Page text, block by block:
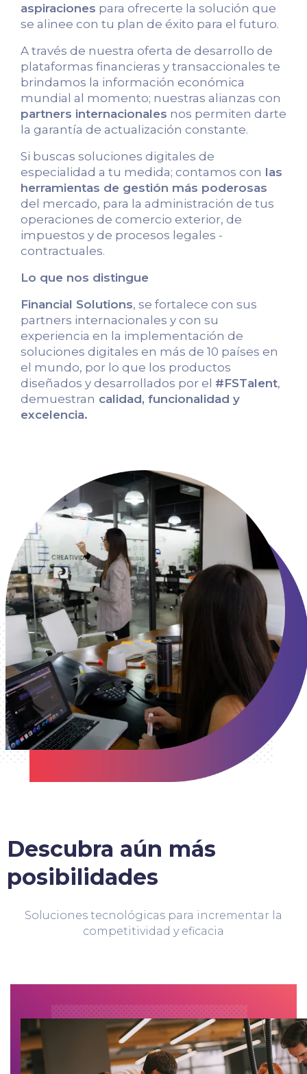
aspiraciones para ofrecerte la solución que
se alinee con tu plan de éxito para el futuro.
A través de nuestra oferta de desarrollo de
plataformas financieras y transaccionales te
brindamos la información económica
mundial al momento; nuestras alianzas con
partners internacionales nos permiten darte
la garantía de actualización constante.
Si buscas soluciones digitales de
especialidad a tu medida; contamos con las
herramientas de gestión más poderosas
del mercado, para la administración de tus
operaciones de comercio exterior, de
impuestos y de procesos legales -
contractuales.
Lo que nos distingue
Financial Solutions, se fortalece con sus
partners internacionales y con su
experiencia en la implementación de
soluciones digitales en más de 10 países en
el mundo, por lo que los productos
diseñados y desarrollados por el #FSTalent,
demuestran calidad, funcionalidad y
excelencia.
Descubra aún más
posibilidades
Soluciones tecnológicas para incrementar la
competitividad y eficacia